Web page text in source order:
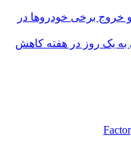
خروج برخی خودروها در
یک روز در هفته کاهش